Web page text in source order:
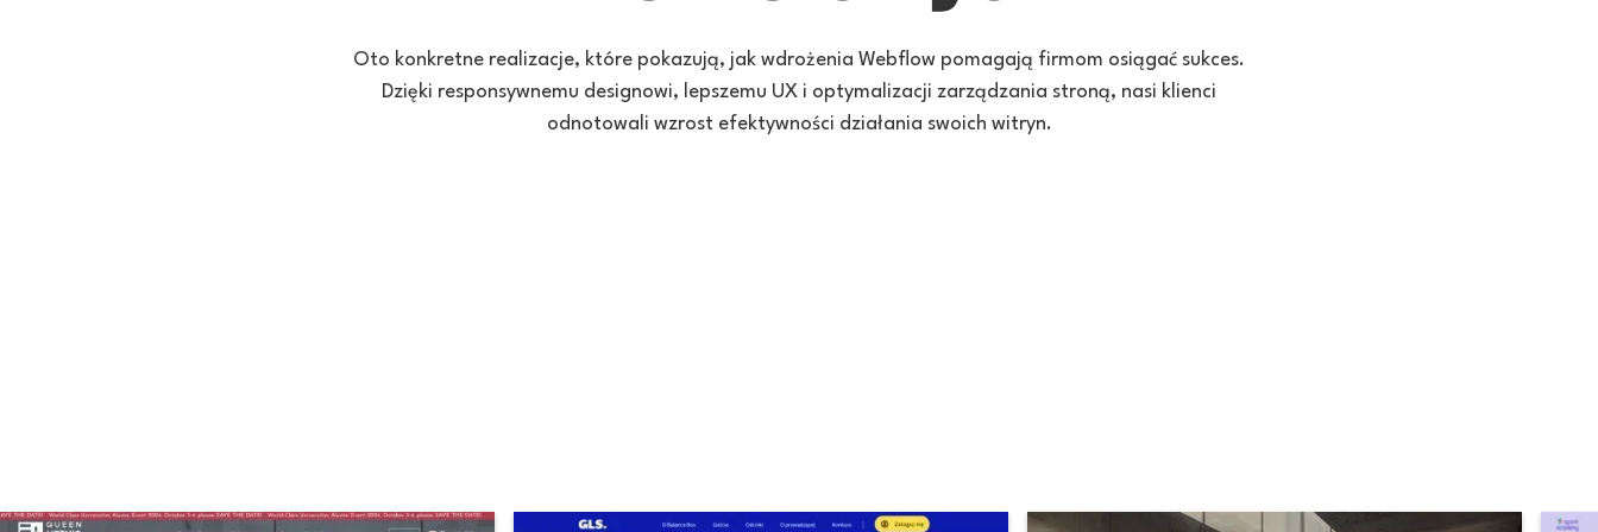
Oto konkretne realizacje, które pokazują, jak wdrożenia Webflow pomagają firmom osiągać sukces.
Dzięki responsywnemu designowi, lepszemu UX i optymalizacji zarządzania stroną, nasi klienci
odnotowali wzrost efektywności działania swoich witryn.